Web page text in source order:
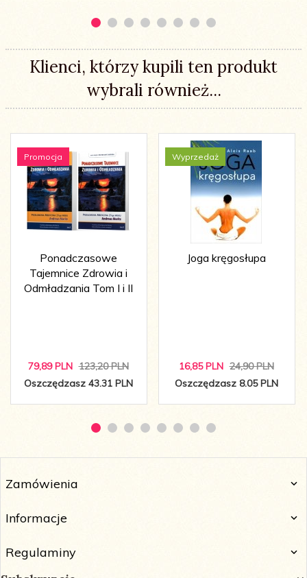
Klienci, którzy kupili ten produkt
wybrali również...
Promocja
Ponadczasowe
Tajemnice Zdrowia i
Odmładzania Tom I i II
79,89 PLN 123,20 PLN
Oszczędzasz 43.31 PLN
Wyprzedaż
Joga kręgosłupa
16,85 PLN 24,90 PLN
Oszczędzasz 8.05 PLN
Zamówienia
Informacje
Regulaminy